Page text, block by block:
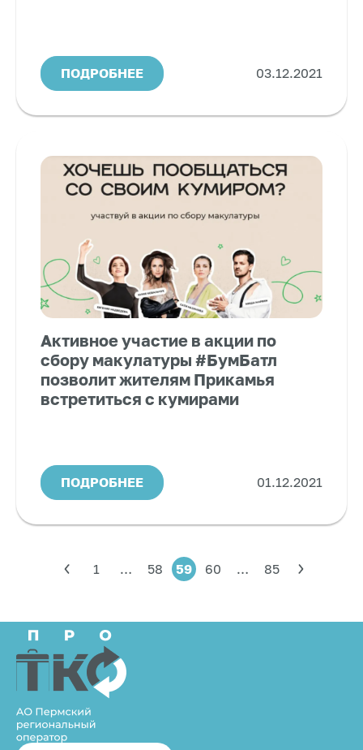
ПОДРОБНЕЕ 03.12.2021
Активное участие в акции по
сбору макулатуры #БумБатл
позволит жителям Прикамья
встретиться с кумирами
ПОДРОБНЕЕ 01.12.2021
1 … 58 59 60 … 85